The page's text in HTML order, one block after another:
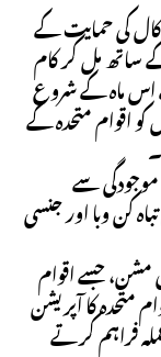
کال کی حمایت کے
مل کر کام
اس ماہ کے شروع
اقوام متحدہ کے
سے
کن وبا اور جنسی
مشن، جسے اقوام
متحدہ کا آپریشن
فراہم کرتے